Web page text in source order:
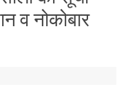
व नोकोबार